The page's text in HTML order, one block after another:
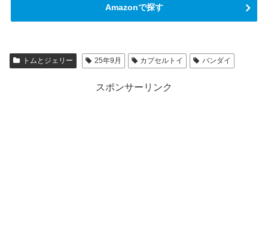
Amazonで探す
トムとジェリー 25年9月 カプセルトイ バンダイ
スポンサーリンク